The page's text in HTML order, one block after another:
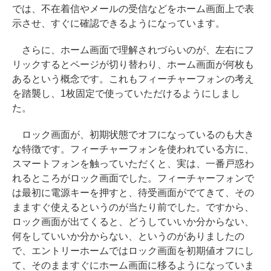
では、不在着信やメールの受信などをホーム画面上で表
示させ、すぐに確認できるようになっています。
さらに、ホーム画面で理解されづらいのが、左右にフ
リックするとページが切り替わり、ホーム画面が何枚も
あるという概念です。これもフィーチャーフォンの考え
を踏襲し、1枚固定で使っていただけるようにしまし
た。
ロック画面が、初期状態でオフになっているのも大き
な特徴です。フィーチャーフォンを使われている方に、
スマートフォンを触っていただくと、実は、一番戸惑わ
れるところがロック画面でした。フィーチャーフォンで
は最初に電源キーを押すと、待受画面がでてきて、その
まますぐ使えるというのが当たり前でした。ですから、
ロック画面が出てくると、どうしていいか分からない、
何をしていいか分からない、というのがありましたの
で、エントリーホームではロック画面を初期値オフにし
て、そのまますぐにホーム画面に移るようになっていま